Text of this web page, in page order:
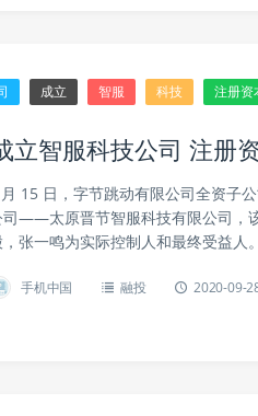
成立 智服 科技 注册资
立智服科技公司 注册
15 日，字节跳动有限公司全资子
司——太原晋节智服科技有限公司，
，张一鸣为实际控制人和最终受益人。
手机中国 融投 2020-09-